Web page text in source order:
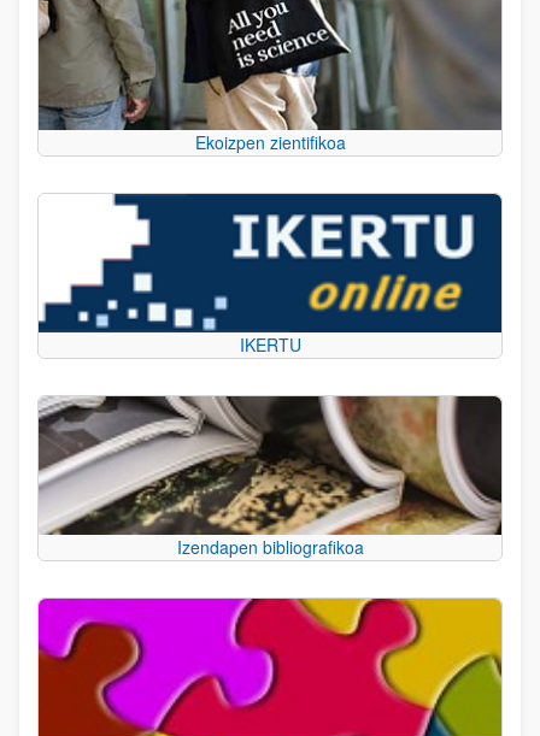
Ekoizpen zientifikoa
IKERTU
Izendapen bibliografikoa